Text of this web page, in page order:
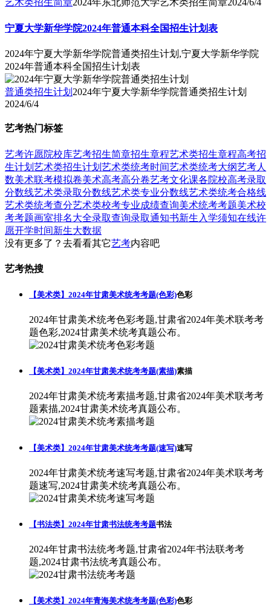
艺术类招生简章2024年东北师范大学艺术类招生简章2024/6/4
宁夏大学新华学院2024年普通本科全国招生计划表
2024年宁夏大学新华学院普通类招生计划,宁夏大学新华学院
2024年普通本科全国招生计划表
普通类招生计划 2024年宁夏大学新华学院普通类招生计划
2024/6/4
艺考热门标签
艺考许愿院校库艺考招生简章招生章程艺术类招生章程高考招
生计划 艺术类招生计划 艺术类统考时间艺术类统考大纲艺考人
数美术联考模拟卷美术高考高分卷艺考文化课各院校高考录取
分数线艺术类录取分数线艺术类专业分数线艺术类统考合格线
艺术类统考查分艺术类校考专业成绩查询美术统考考题美术校
考考题画室排名大全录取查询录取通知书新生入学须知在线许
愿开学时间新生大数据
没有更多了？去看看其它艺考内容吧
艺考热搜
【美术类】2024年甘肃美术统考考题(色彩)色彩
2024年甘肃美术统考色彩考题,甘肃省2024年美术联考考
题色彩,2024甘肃美术统考真题公布。
【美术类】2024年甘肃美术统考考题(素描)素描
2024年甘肃美术统考素描考题,甘肃省2024年美术联考考
题素描,2024甘肃美术统考真题公布。
【美术类】2024年甘肃美术统考考题(速写)速写
2024年甘肃美术统考速写考题,甘肃省2024年美术联考考
题速写,2024甘肃美术统考真题公布。
【书法类】2024年甘肃书法统考考题书法
2024年甘肃书法统考考题,甘肃省2024年书法联考考
题,2024甘肃书法统考真题公布。
【美术类】2024年青海美术统考考题(色彩)色彩